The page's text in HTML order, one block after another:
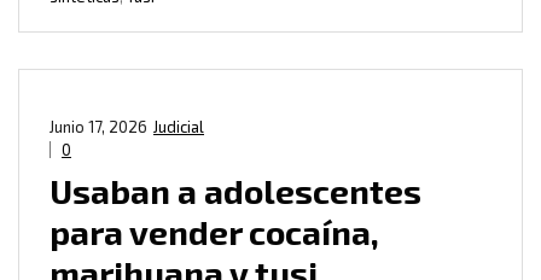
Judicial
Junio 17, 2026
0
Usaban a adolescentes
para vender cocaína,